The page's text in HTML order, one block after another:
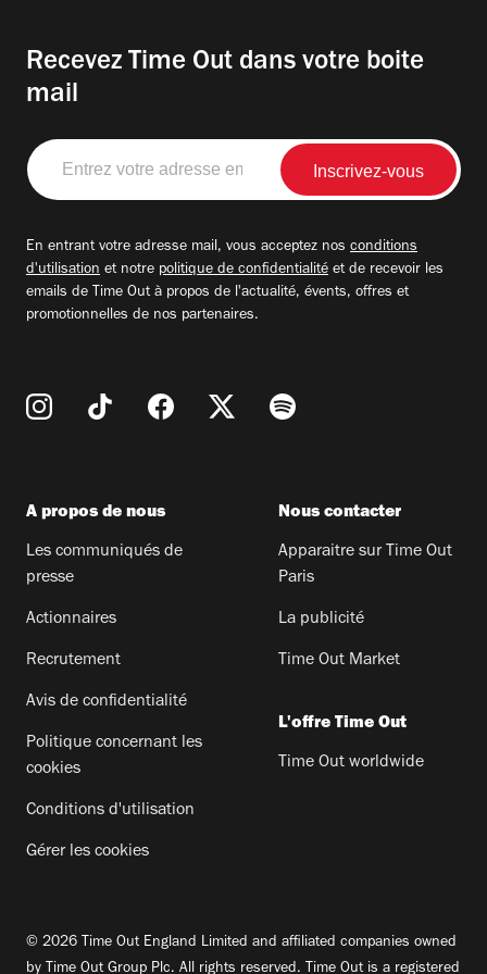
Recevez Time Out dans votre boite
mail
Entrez
votre
adresse
En entrant votre adresse mail, vous acceptez nos conditions
d'utilisation et notre politique de confidentialité et de recevoir les
emails de Time Out à propos de l'actualité, évents, offres et
promotionnelles de nos partenaires.
A propos de nous
Les communiqués de
presse
Actionnaires
Recrutement
Avis de confidentialité
Politique concernant les
cookies
Conditions d'utilisation
Gérer les cookies
Nous contacter
Apparaitre sur Time Out
Paris
La publicité
Time Out Market
L'offre Time Out
Time Out worldwide
© 2026 Time Out England Limited and affiliated companies owned
by Time Out Group Plc. All rights reserved. Time Out is a registered